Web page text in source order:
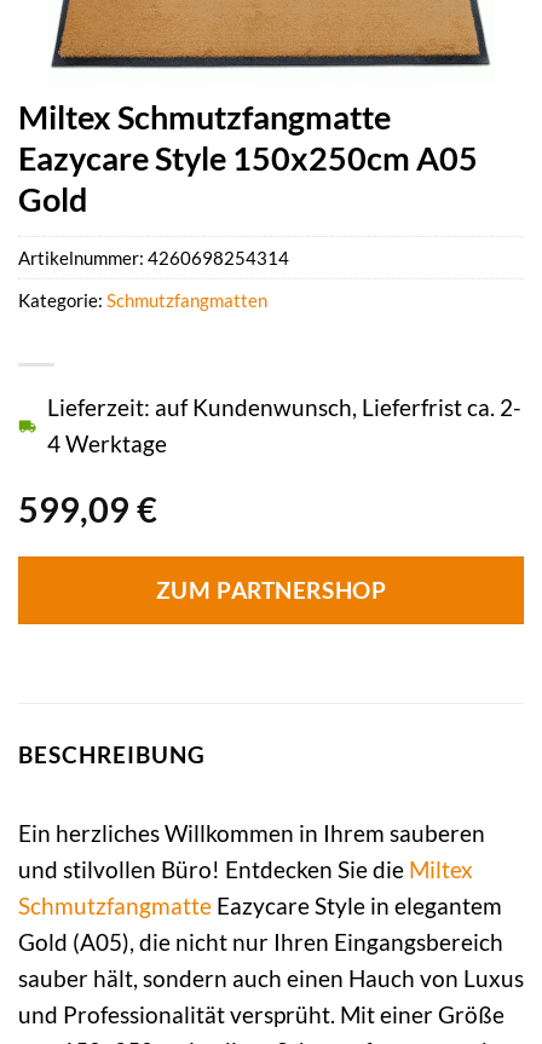
Miltex Schmutzfangmatte
Eazycare Style 150x250cm A05
Gold
599,09 €
Lieferzeit: auf Kundenwunsch, Lieferfrist ca. 2-
4 Werktage
ZUM PARTNERSHOP
Artikelnummer: 4260698254314
Kategorie: Schmutzfangmatten
BESCHREIBUNG
Ein herzliches Willkommen in Ihrem sauberen
und stilvollen Büro! Entdecken Sie die Miltex
Schmutzfangmatte Eazycare Style in elegantem
Gold (A05), die nicht nur Ihren Eingangsbereich
sauber hält, sondern auch einen Hauch von Luxus
und Professionalität versprüht. Mit einer Größe